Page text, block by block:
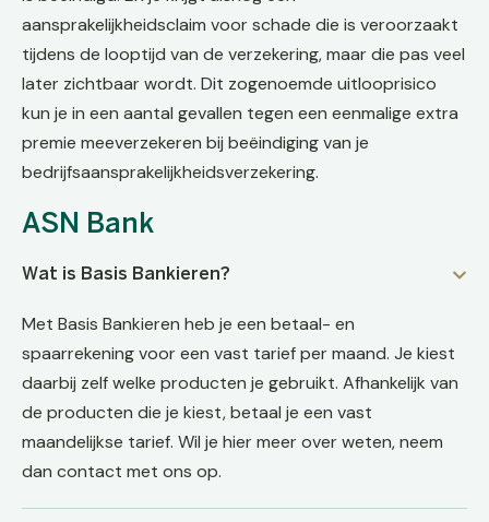
aansprakelijkheidsclaim voor schade die is veroorzaakt
tijdens de looptijd van de verzekering, maar die pas veel
later zichtbaar wordt. Dit zogenoemde uitlooprisico
kun je in een aantal gevallen tegen een eenmalige extra
premie meeverzekeren bij beëindiging van je
bedrijfsaansprakelijkheidsverzekering.
ASN Bank
Wat is Basis Bankieren?
Met Basis Bankieren heb je een betaal- en
spaarrekening voor een vast tarief per maand. Je kiest
daarbij zelf welke producten je gebruikt. Afhankelijk van
de producten die je kiest, betaal je een vast
maandelijkse tarief. Wil je hier meer over weten, neem
dan contact met ons op.